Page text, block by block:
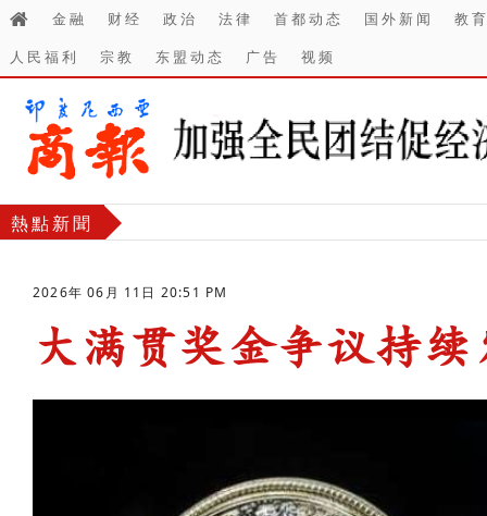
金融 财经 政治 法律 首都动态 国外新闻
教
人民福利
宗教 东盟动态 广告 视频
熱點新聞
2026年 06月 11日 20:51 PM
大满贯奖金争议持续